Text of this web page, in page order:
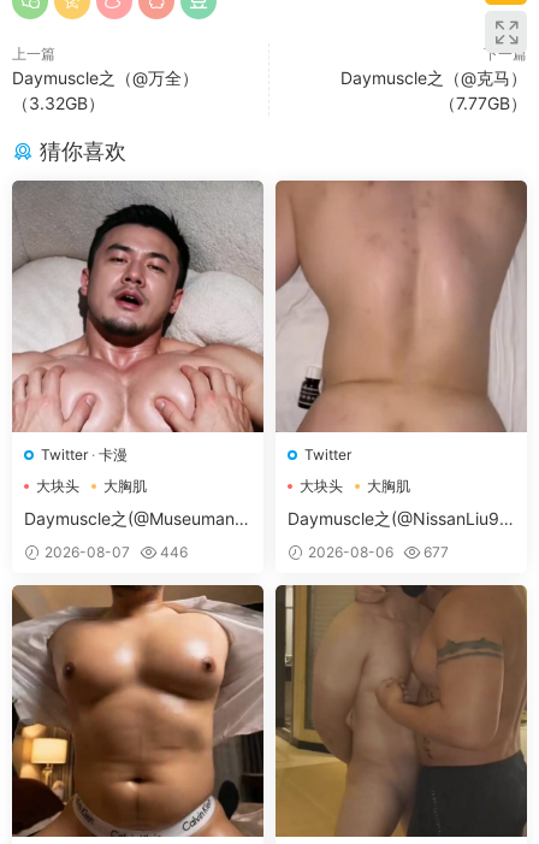
上一篇
Daymuscle之（@万全）
（3.32GB）
下一篇
Daymuscle之（@克马）
（7.77GB）
猜你喜欢
Twitter· 卡漫
大块头
大胸肌
大胸肌肉男
Daymuscle之(@Museumans-
@Museuman）
2026-08-07 446
Twitter
大块头
大胸肌
大胸肌肉男
Daymuscle之(@NissanLiu98
-@Nissan98）
2026-08-06 677